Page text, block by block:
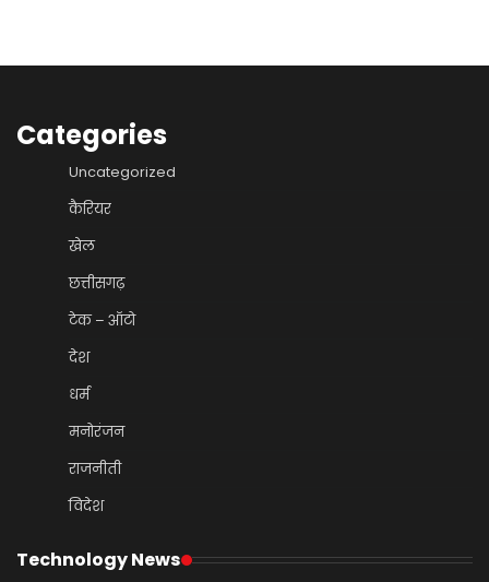
Categories
Uncategorized
कैरियर
खेल
छत्तीसगढ़
टेक – ऑटो
देश
धर्म
मनोरंजन
राजनीती
विदेश
Technology News